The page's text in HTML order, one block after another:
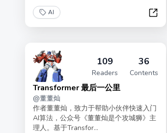
AI
109
Readers
36
Contents
Transformer 最后一公里
@董董灿
作者董董灿，致力于帮助小伙伴快速入门
AI算法，公众号《董董灿是个攻城狮》主
理人。基于Transfor...